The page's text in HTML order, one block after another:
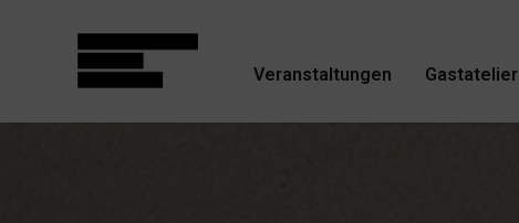
Veranstaltungen Gastatelier